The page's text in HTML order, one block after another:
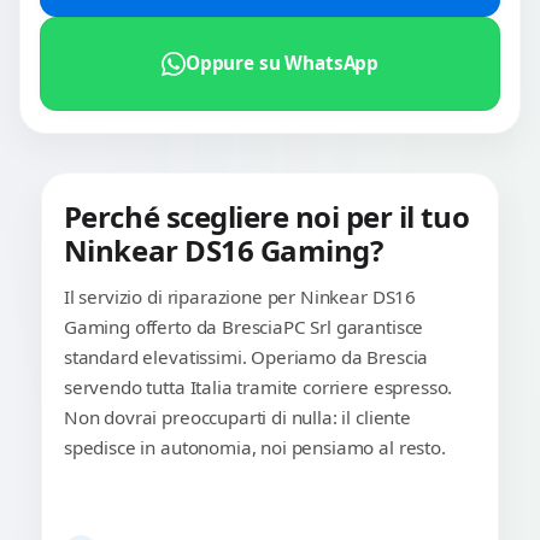
Oppure su WhatsApp
Perché scegliere noi per il tuo
Ninkear DS16 Gaming?
Il servizio di riparazione per Ninkear DS16
Gaming offerto da BresciaPC Srl garantisce
standard elevatissimi. Operiamo da Brescia
servendo tutta Italia tramite corriere espresso.
Non dovrai preoccuparti di nulla: il cliente
spedisce in autonomia, noi pensiamo al resto.